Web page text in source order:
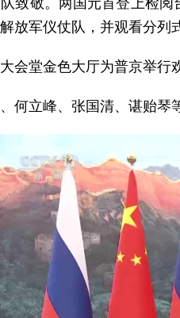
致敬。两国元首登上检
放军仪仗队，并观看分列
会堂金色大厅为普京举行
何立峰、张国清、谌贻琴